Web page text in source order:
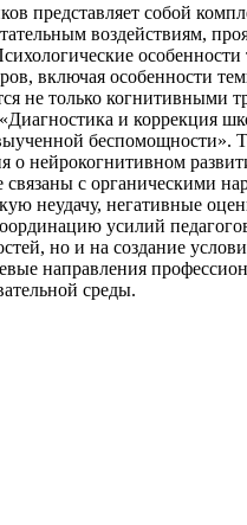
представляет собой
воздействиям,
включая особенности
не только
и коррекция
беспомощности».
о нейрокогнитивном
с органическими
неудачу, негативные
усилий
но и на создание
направления
среды.